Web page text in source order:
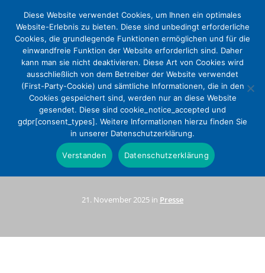
Deutscher Evangelischer
Krankenhausverband wählt
neuen Vorstand
21. November 2025 in Presse
Diese Website verwendet Cookies, um Ihnen ein optimales
Website-Erlebnis zu bieten. Diese sind unbedingt erforderliche
Cookies, die grundlegende Funktionen ermöglichen und für die
einwandfreie Funktion der Website erforderlich sind. Daher
kann man sie nicht deaktivieren. Diese Art von Cookies wird
ausschließlich von dem Betreiber der Website verwendet
(First-Party-Cookie) und sämtliche Informationen, die in den
Cookies gespeichert sind, werden nur an diese Website
gesendet. Diese sind cookie_notice_accepted und
gdpr[consent_types]. Weitere Informationen hierzu finden Sie
in unserer Datenschutzerklärung.
Verstanden Datenschutzerklärung